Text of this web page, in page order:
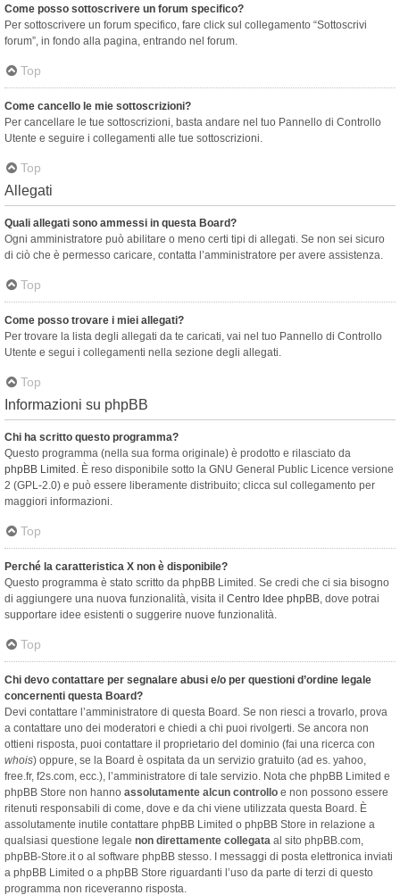
Come posso sottoscrivere un forum specifico?
Per sottoscrivere un forum specifico, fare click sul collegamento “Sottoscrivi
forum”, in fondo alla pagina, entrando nel forum.
Top
Come cancello le mie sottoscrizioni?
Per cancellare le tue sottoscrizioni, basta andare nel tuo Pannello di Controllo
Utente e seguire i collegamenti alle tue sottoscrizioni.
Top
Allegati
Quali allegati sono ammessi in questa Board?
Ogni amministratore può abilitare o meno certi tipi di allegati. Se non sei sicuro
di ciò che è permesso caricare, contatta l’amministratore per avere assistenza.
Top
Come posso trovare i miei allegati?
Per trovare la lista degli allegati da te caricati, vai nel tuo Pannello di Controllo
Utente e segui i collegamenti nella sezione degli allegati.
Top
Informazioni su phpBB
Chi ha scritto questo programma?
Questo programma (nella sua forma originale) è prodotto e rilasciato da
phpBB Limited . È reso disponibile sotto la GNU General Public Licence versione
2 (GPL-2.0) e può essere liberamente distribuito; clicca sul collegamento per
maggiori informazioni.
Top
Perché la caratteristica X non è disponibile?
Questo programma è stato scritto da phpBB Limited. Se credi che ci sia bisogno
di aggiungere una nuova funzionalità, visita il Centro Idee phpBB, dove potrai
supportare idee esistenti o suggerire nuove funzionalità.
Top
Chi devo contattare per segnalare abusi e/o per questioni d’ordine legale
concernenti questa Board?
Devi contattare l’amministratore di questa Board. Se non riesci a trovarlo, prova
a contattare uno dei moderatori e chiedi a chi puoi rivolgerti. Se ancora non
ottieni risposta, puoi contattare il proprietario del dominio (fai una ricerca con
whois) oppure, se la Board è ospitata da un servizio gratuito (ad es. yahoo,
free.fr, f2s.com, ecc.), l’amministratore di tale servizio. Nota che phpBB Limited e
phpBB Store non hanno assolutamente alcun controllo e non possono essere
ritenuti responsabili di come, dove e da chi viene utilizzata questa Board. È
assolutamente inutile contattare phpBB Limited o phpBB Store in relazione a
qualsiasi questione legale non direttamente collegata al sito phpBB.com,
phpBB-Store.it o al software phpBB stesso. I messaggi di posta elettronica inviati
a phpBB Limited o a phpBB Store riguardanti l’uso da parte di terzi di questo
programma non riceveranno risposta.